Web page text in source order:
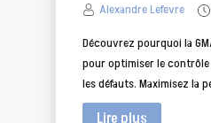
Alexandre Lefevre
Découvrez pourquoi la
pour optimiser le
les défauts. Maximisez la
Lire plus